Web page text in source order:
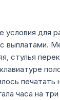
условия для
выплатами.
стулья
печатать
часа на